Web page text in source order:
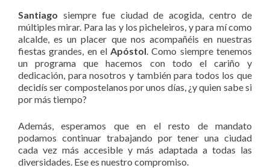
Santiago siempre fue ciudad de acogida, centro de
múltiples mirar. Para las y los picheleiros, y para mí como
alcalde, es un placer que nos acompañéis en nuestras
fiestas grandes, en el Apóstol . Como siempre tenemos
un programa que hacemos con todo el cariño y
dedicación, para nosotros y también para todos los que
decidís ser compostelanos por unos días, ¿y quien sabe si
por más tiempo?
Además, esperamos que en el resto de mandato
podamos continuar trabajando por tener una ciudad
cada vez más accesible y más adaptada a todas las
diversidades. Ese es nuestro compromiso.